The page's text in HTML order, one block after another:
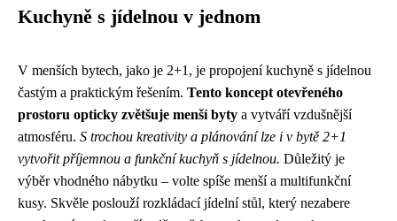
Kuchyně s jídelnou v jednom
V menších bytech, jako je 2+1, je propojení kuchyně s jídelnou
častým a praktickým řešením. Tento koncept otevřeného
prostoru opticky zvětšuje menší byty a vytváří vzdušnější
atmosféru. S trochou kreativity a plánování lze i v bytě 2+1
vytvořit příjemnou a funkční kuchyň s jídelnou. Důležitý je
výběr vhodného nábytku – volte spíše menší a multifunkční
kusy. Skvěle poslouží rozkládací jídelní stůl, který nezabere